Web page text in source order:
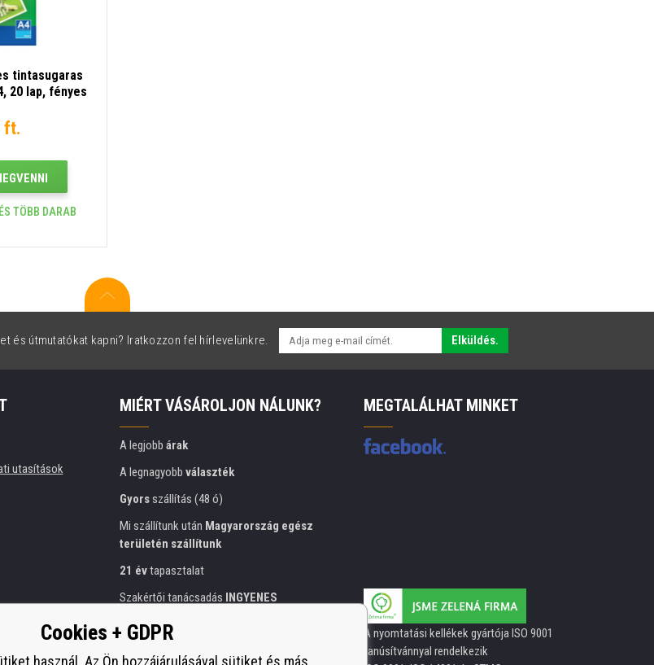
tintasugaras
20 lap, fényes
ft.
TÖBB DARAB
és útmutatókat kapni? Iratkozzon fel hírlevelünkre. Elküldés.
utasítások
MIÉRT VÁSÁROLJON NÁLUNK?
A legjobb árak
A legnagyobb választék
Gyorsszállítás (48 ó)
Mi szállítunk után Magyarország egész
területén szállítunk
21 évtapasztalat
Szakértői tanácsadás INGYENES
Előzékeny hozzáállás
MEGTALÁLHAT MINKET
A nyomtatási kellékek gyártója ISO 9001
tanúsítvánnyal rendelkezik
Cookies + GDPR
használ. Az Ön hozzájárulásával sütiket és más